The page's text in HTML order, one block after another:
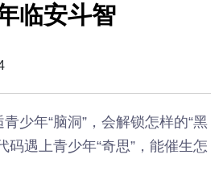
临安斗智
少年“脑洞”，会解锁怎样的“黑
码遇上青少年“奇思”，能催生怎